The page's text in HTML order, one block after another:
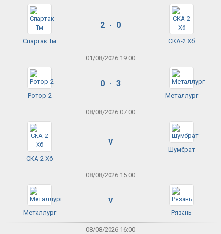
Спартак Тм
2 - 0
СКА-2 Хб
01/08/2026 19:00
Ротор-2
0 - 3
Металлург
08/08/2026 07:00
СКА-2 Хб
V
Шумбрат
08/08/2026 15:00
Металлург
V
Рязань
08/08/2026 16:00